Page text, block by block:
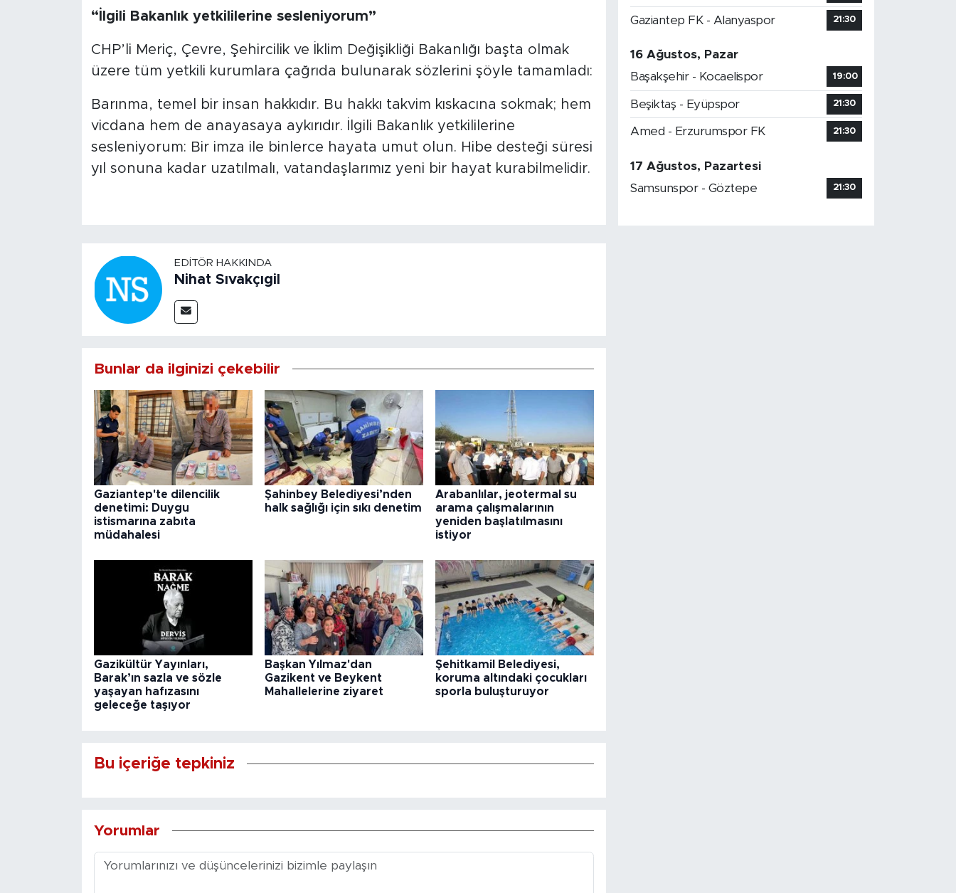
“İlgili Bakanlık yetkililerine sesleniyorum”
CHP’li Meriç, Çevre, Şehircilik ve İklim Değişikliği Bakanlığı başta olmak
üzere tüm yetkili kurumlara çağrıda bulunarak sözlerini şöyle tamamladı:
Barınma, temel bir insan hakkıdır. Bu hakkı takvim kıskacına sokmak; hem
vicdana hem de anayasaya aykırıdır. İlgili Bakanlık yetkililerine
sesleniyorum: Bir imza ile binlerce hayata umut olun. Hibe desteği süresi
yıl sonuna kadar uzatılmalı, vatandaşlarımız yeni bir hayat kurabilmelidir.
EDITÖR HAKKINDA
Nihat Sıvakçıgil
Bunlar da ilginizi çekebilir
Gaziantep'te dilencilik
denetimi: Duygu
istismarına zabıta
müdahalesi
Şahinbey Belediyesi’nden
halk sağlığı için sıkı denetim
Arabanlılar, jeotermal su
arama çalışmalarının
yeniden başlatılmasını
istiyor
Gazikültür Yayınları,
Barak’ın sazla ve sözle
yaşayan hafızasını
geleceğe taşıyor
Başkan Yılmaz'dan
Gazikent ve Beykent
Mahallelerine ziyaret
Şehitkamil Belediyesi,
koruma altındaki çocukları
sporla buluşturuyor
Bu içeriğe tepkiniz
Yorumlar
Gaziantep FK - Alanyaspor 21:30
16 Ağustos, Pazar
Başakşehir - Kocaelispor
19:00
Beşiktaş - Eyüpspor 21:30
Amed - Erzurumspor FK 21:30
17 Ağustos, Pazartesi
Samsunspor - Göztepe
21:30